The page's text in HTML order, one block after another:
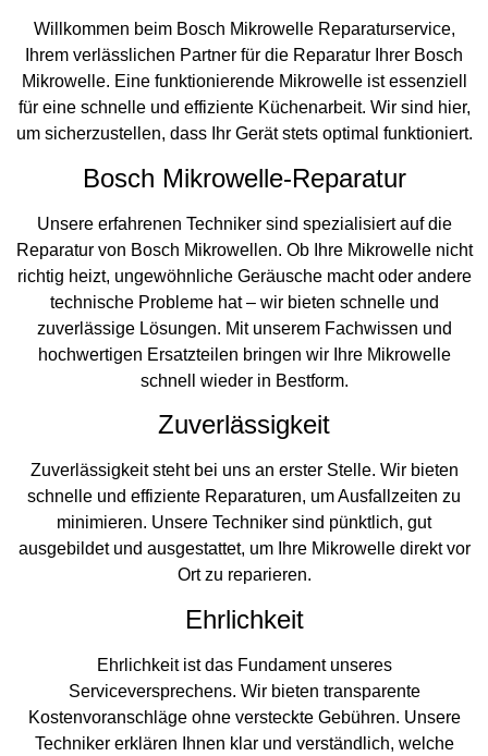
Willkommen beim Bosch Mikrowelle Reparaturservice,
Ihrem verlässlichen Partner für die Reparatur Ihrer Bosch
Mikrowelle. Eine funktionierende Mikrowelle ist essenziell
für eine schnelle und effiziente Küchenarbeit. Wir sind hier,
um sicherzustellen, dass Ihr Gerät stets optimal funktioniert.
Bosch Mikrowelle-Reparatur
Unsere erfahrenen Techniker sind spezialisiert auf die
Reparatur von Bosch Mikrowellen. Ob Ihre Mikrowelle nicht
richtig heizt, ungewöhnliche Geräusche macht oder andere
technische Probleme hat – wir bieten schnelle und
zuverlässige Lösungen. Mit unserem Fachwissen und
hochwertigen Ersatzteilen bringen wir Ihre Mikrowelle
schnell wieder in Bestform.
Zuverlässigkeit
Zuverlässigkeit steht bei uns an erster Stelle. Wir bieten
schnelle und effiziente Reparaturen, um Ausfallzeiten zu
minimieren. Unsere Techniker sind pünktlich, gut
ausgebildet und ausgestattet, um Ihre Mikrowelle direkt vor
Ort zu reparieren.
Ehrlichkeit
Ehrlichkeit ist das Fundament unseres
Serviceversprechens. Wir bieten transparente
Kostenvoranschläge ohne versteckte Gebühren. Unsere
Techniker erklären Ihnen klar und verständlich, welche